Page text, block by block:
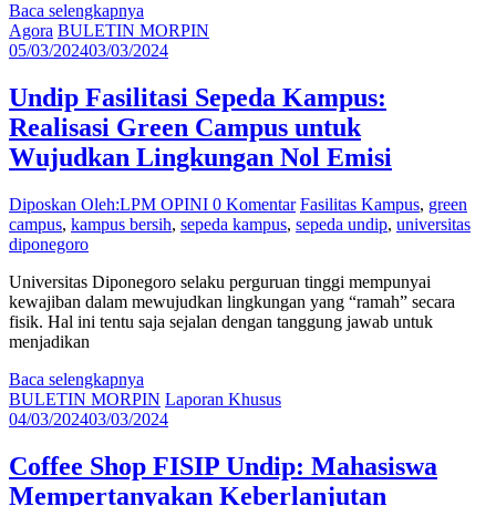
Baca selengkapnya
Agora BULETIN MORPIN
05/03/202403/03/2024
Undip Fasilitasi Sepeda Kampus:
Realisasi Green Campus untuk
Wujudkan Lingkungan Nol Emisi
Diposkan Oleh:LPM OPINI 0 Komentar Fasilitas Kampus, green
campus, kampus bersih, sepeda kampus, sepeda undip, universitas
diponegoro
Universitas Diponegoro selaku perguruan tinggi mempunyai
kewajiban dalam mewujudkan lingkungan yang “ramah” secara
fisik. Hal ini tentu saja sejalan dengan tanggung jawab untuk
menjadikan
Baca selengkapnya
BULETIN MORPIN Laporan Khusus
04/03/202403/03/2024
Coffee Shop FISIP Undip: Mahasiswa
Mempertanyakan Keberlanjutan